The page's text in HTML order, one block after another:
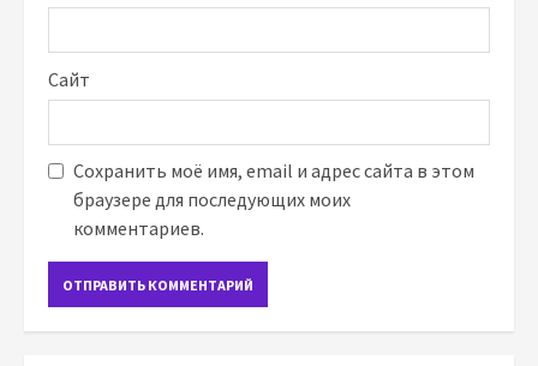
Сайт
Сохранить моё имя, email и адрес сайта в этом
браузере для последующих моих
комментариев.